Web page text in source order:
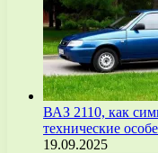
ВАЗ 2110, как
технические
19.09.2025